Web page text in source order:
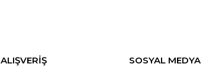
ALIŞVERİŞ SOSYAL MEDYA